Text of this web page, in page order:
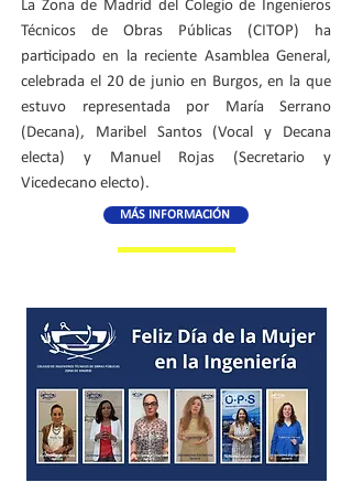
La Zona de Madrid del Colegio de Ingenieros
Técnicos de Obras Públicas (CITOP) ha
participado en la reciente Asamblea General,
celebrada el 20 de junio en Burgos, en la que
estuvo representada por María Serrano
(Decana), Maribel Santos (Vocal y Decana
electa) y Manuel Rojas (Secretario y
Vicedecano electo).
MÁS INFORMACIÓN